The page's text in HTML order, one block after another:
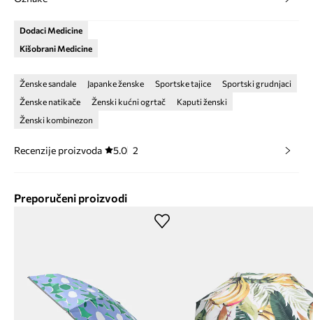
Dodaci Medicine
Kišobrani Medicine
Ženske sandale Japanke ženske Sportske tajice
Sportski grudnjaci
Ženske natikače
Ženski kućni ogrtač
Kaputi ženski
Ženski kombinezon
Recenzije proizvoda 5.0 2
Preporučeni proizvodi